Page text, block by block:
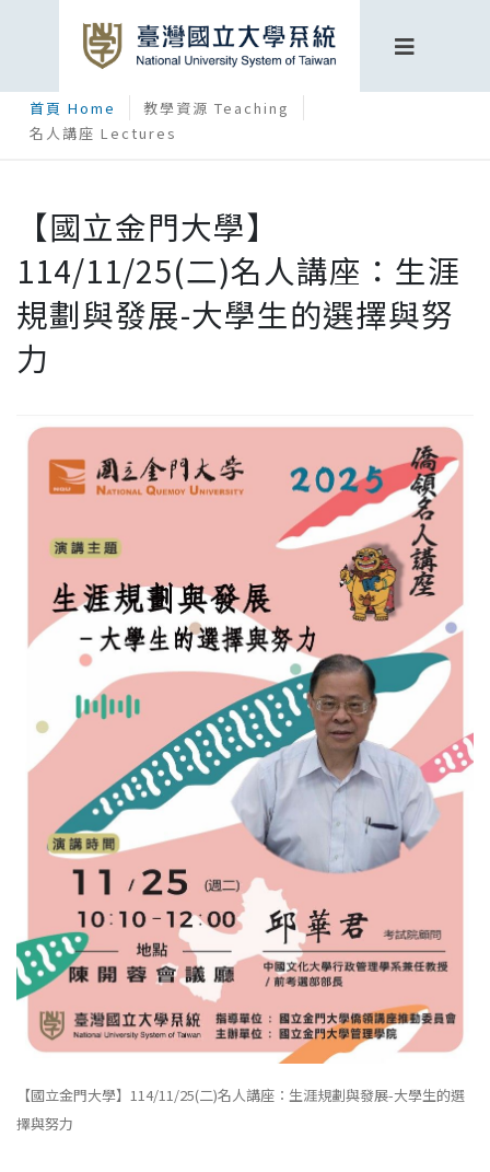
首頁 Home
教學資源 Teaching
名人講座 Lectures
【國立金門大學】
114/11/25(二)名人講座：生涯
規劃與發展-大學生的選擇與努
力
【國立金門大學】114/11/25(二)名人講座：生涯規劃與發展-大學生的選
擇與努力